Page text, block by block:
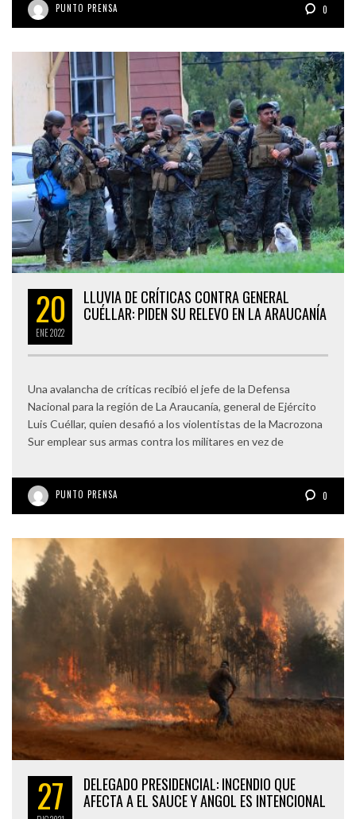
PUNTO PRENSA 0
20
ENE2022
LLUVIA DE CRÍTICAS CONTRA GENERAL
CUÉLLAR: PIDEN SU RELEVO EN LA ARAUCANÍA
Una avalancha de críticas recibió el jefe de la Defensa
Nacional para la región de La Araucanía, general de Ejército
Luis Cuéllar, quien desafió a los violentistas de la Macrozona
Sur emplear sus armas contra los militares en vez de
PUNTO PRENSA 0
27
DELEGADO PRESIDENCIAL: INCENDIO QUE
AFECTA A EL SAUCE Y ANGOL ES INTENCIONAL